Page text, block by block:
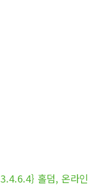
홀덤, 온라인